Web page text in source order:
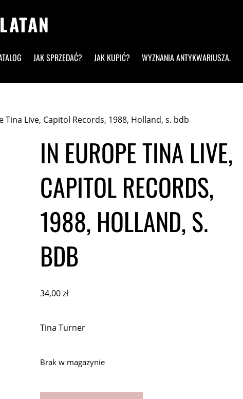
JAK SPRZEDAĆ? JAK KUPIĆ? WYZNANIA ANTYKWARIUSZA.
Tina Live, Capitol Records, 1988, Holland, s. bdb
IN EUROPE TINA LIVE,
CAPITOL RECORDS,
1988, HOLLAND, S.
BDB
34,00zł
Tina Turner
Brak w magazynie